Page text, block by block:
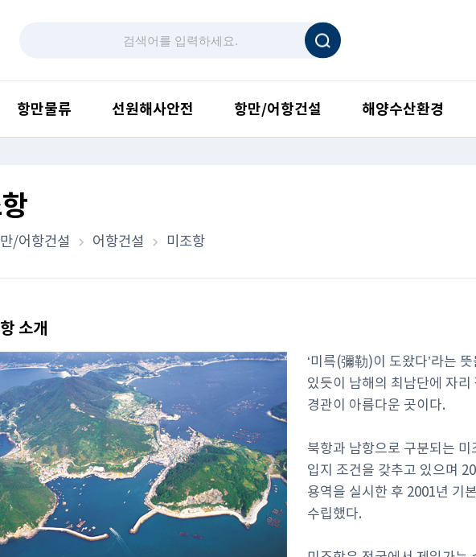
항만물류 선원해사안전 항만/어항건설 해양수산환경
/어항건설 어항건설 미조항
소개
‘미륵(彌勒)이 도왔다’라는
있듯이 남해의 최남단에 자
경관이 아름다운 곳이다.
북항과 남항으로 구분되는
입지 조건을 갖추고 있으며
용역을 실시한 후 2001년 기
수립했다.